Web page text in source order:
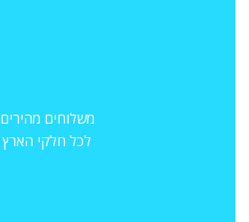
משלוחים מהירים
לכל חלקי הארץ